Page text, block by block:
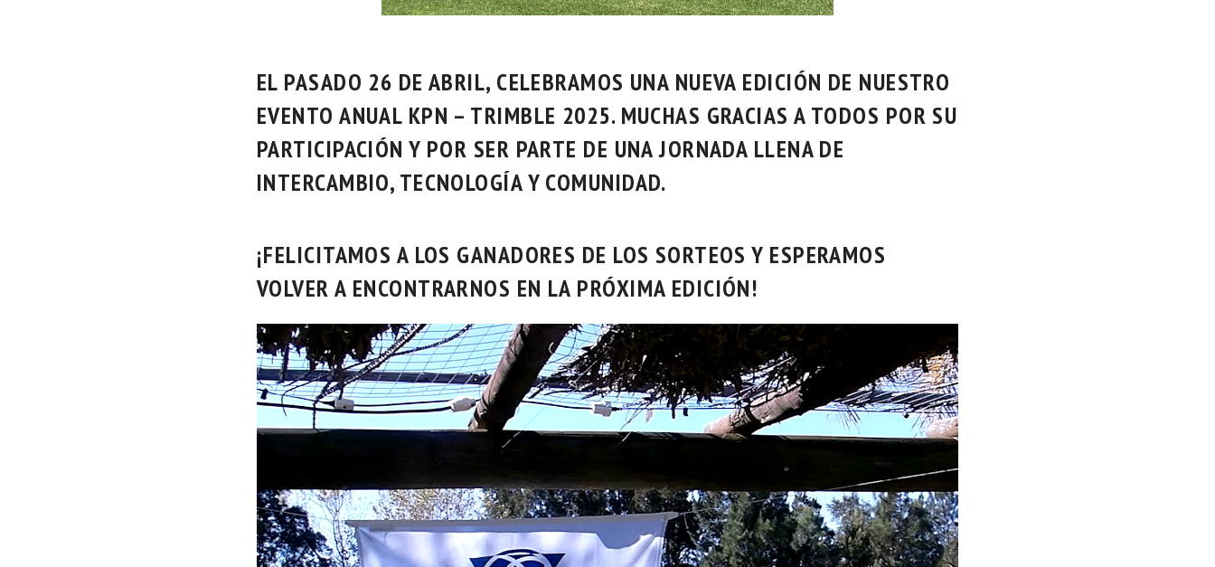
EL PASADO 26 DE ABRIL, CELEBRAMOS UNA NUEVA EDICIÓN DE NUESTRO
EVENTO ANUAL KPN – TRIMBLE 2025. MUCHAS GRACIAS A TODOS POR SU
PARTICIPACIÓN Y POR SER PARTE DE UNA JORNADA LLENA DE
INTERCAMBIO, TECNOLOGÍA Y COMUNIDAD.
¡FELICITAMOS A LOS GANADORES DE LOS SORTEOS Y ESPERAMOS
VOLVER A ENCONTRARNOS EN LA PRÓXIMA EDICIÓN!